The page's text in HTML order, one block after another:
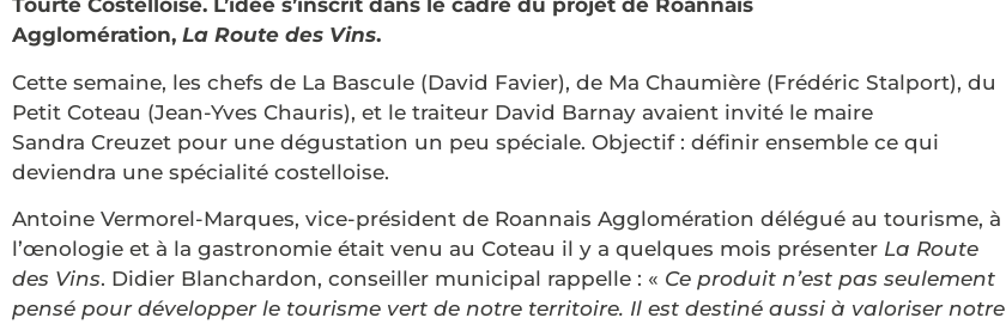
Tourte Costelloise. L’idée s’inscrit dans le cadre du projet de Roannais
Agglomération, La Route des Vins.
Cette semaine, les chefs de La Bascule (David Favier), de Ma Chaumière (Frédéric Stalport), du
Petit Coteau (Jean-Yves Chauris), et le traiteur David Barnay avaient invité le maire
Sandra Creuzet pour une dégustation un peu spéciale. Objectif : définir ensemble ce qui
deviendra une spécialité costelloise.
Antoine Vermorel-Marques, vice-président de Roannais Agglomération délégué au tourisme, à
l’œnologie et à la gastronomie était venu au Coteau il y a quelques mois présenter La Route
des Vins. Didier Blanchardon, conseiller municipal rappelle : « Ce produit n’est pas seulement
pensé pour développer le tourisme vert de notre territoire. Il est destiné aussi à valoriser notre